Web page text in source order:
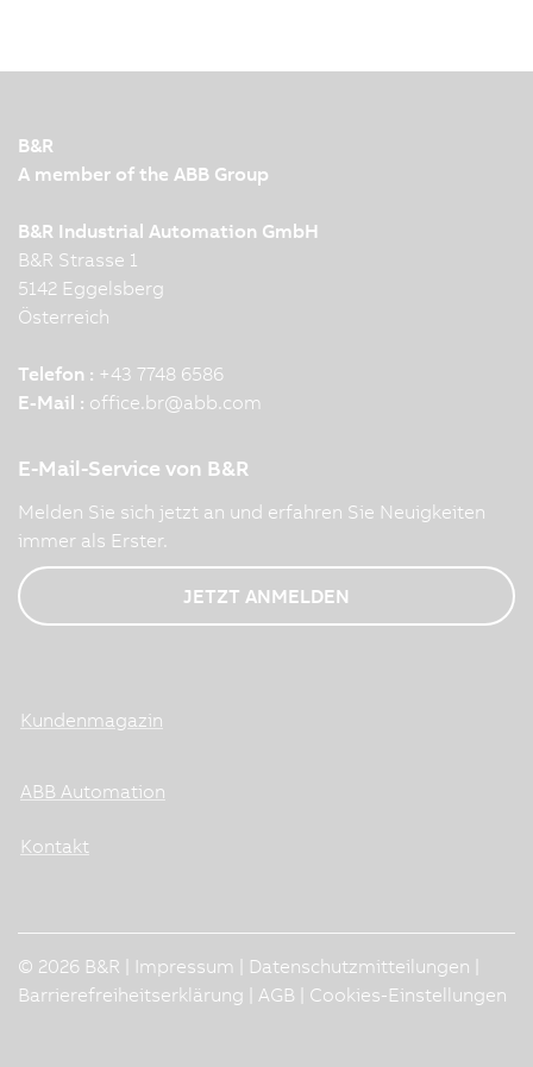
B&R
A member of the ABB Group
B&R Industrial Automation GmbH
B&R Strasse 1
5142 Eggelsberg
Österreich
Telefon : +43 7748 6586
E-Mail : office.br@abb.com
E-Mail-Service von B&R
Melden Sie sich jetzt an und erfahren Sie Neuigkeiten
immer als Erster.
JETZT ANMELDEN
Kundenmagazin
ABB Automation
Kontakt
© 2026 B&R | Impressum Datenschutzmitteilungen
Barrierefreiheitserklärung
AGB Cookies-Einstellungen